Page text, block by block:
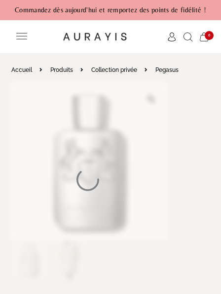
Commandez dès aujourd'hui et remportez des points de fidélité !
0
Accueil Produits Collection privée Pegasus